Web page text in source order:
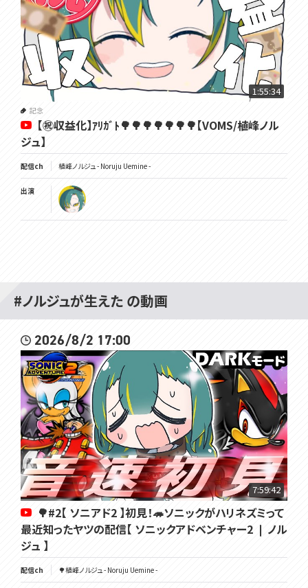
1:55:34
記念
【㊗収益化】ｱﾘｶﾞﾄ🌳🌳🌳🌳🌳🌳🌳【VOMS/植峰ノル
ジュ】
配信ch 植峰ノルジュ - Noruju Uemine -
出演
#ノルジュが生えた の動画
2026/8/2 17:00
7:59:42
🌳#2【 ソニアド2 】初見！🦔ソニックがハリネズミって
最近知ったヤツの配信【 ソニックアドベンチャー2 ❘ ノル
ジュ 】
配信ch 🌳植峰ノルジュ - Noruju Uemine -